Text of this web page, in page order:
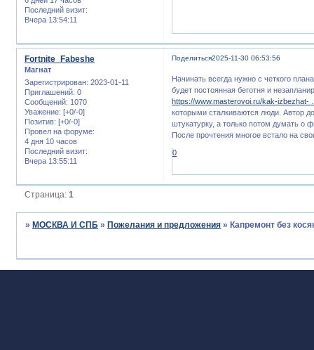
Последний визит:
Вчера 13:54:11
Поделиться2025-11-30 06:53:56
Fortnite_Fabeshe
Магнат
Зарегистрирован: 2023-01-11
Приглашений: 0
Сообщений: 1070
Уважение: [+0/-0]
Позитив: [+0/-0]
Провел на форуме:
4 дня 10 часов
Последний визит:
Вчера 13:55:11
Начинать всегда нужно с четкого
будет постоянная беготня и
https://www.masterovoi.ru/kak-
которыми сталкиваются люди. Автор
штукатурку, а только потом думать о
После прочтения многое встало на
0
Страница:1
»МОСКВА И СПБ »Пожелания и предложения »Капремонт без